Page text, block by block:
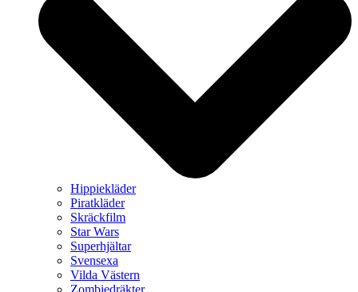
Hippiekläder
Piratkläder
Skräckfilm
Star Wars
Superhjältar
Svensexa
Vilda Västern
Zombiedräkter